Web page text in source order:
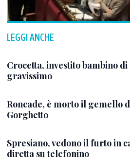
LEGGI ANCHE
Crocetta, investito bambino
gravissimo
Roncade, è morto il gemello
Gorghetto
Spresiano, vedono il furto in
diretta su telefonino